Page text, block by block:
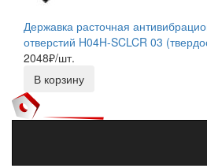
Державка расточная
отверстий H04H-SCLCR 03
2048₽/шт.
В корзину